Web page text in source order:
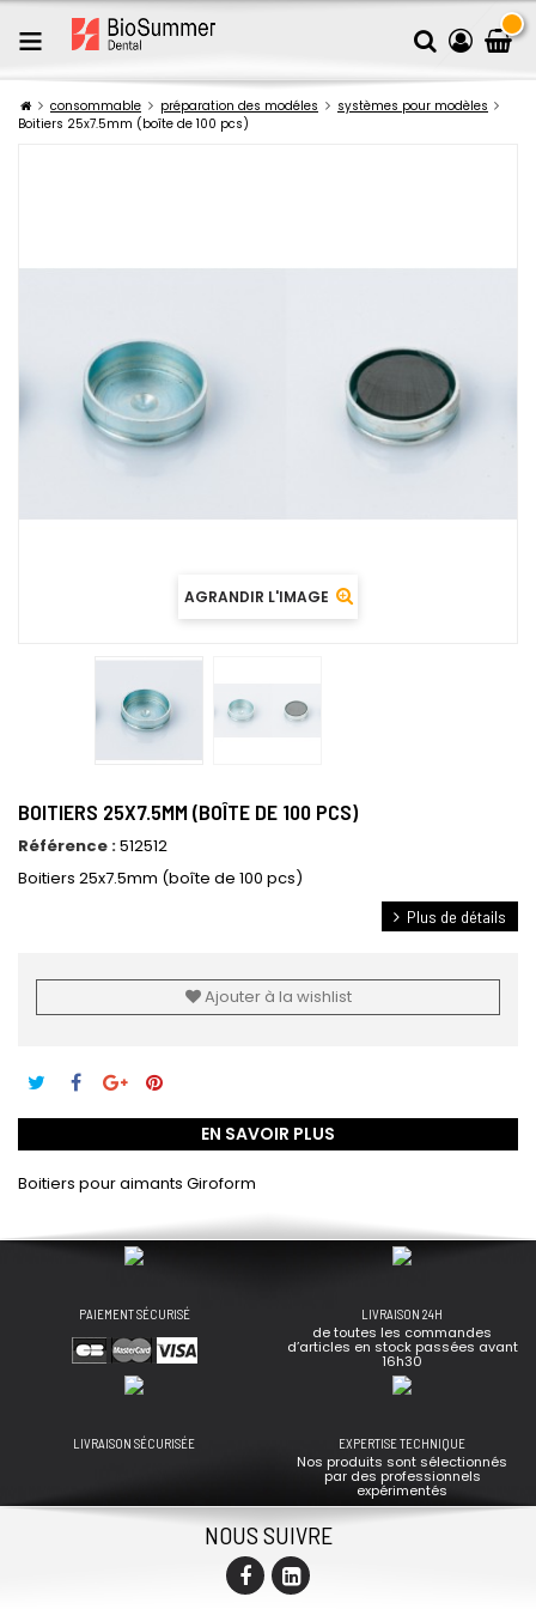
consommable préparation des modéles
systèmes pour modèles
Boitiers 25x7.5mm (boîte de 100 pcs)
AGRANDIR L'IMAGE
BOITIERS 25X7.5MM (BOÎTE DE 100 PCS)
Référence :512512
Boitiers 25x7.5mm (boîte de 100 pcs)
Plus de détails
Ajouter à la wishlist
EN SAVOIR PLUS
Boitiers pour aimants Giroform
PAIEMENT SÉCURISÉ LIVRAISON 24H
de toutes les commandes
d’articles en stock passées avant
16h30
LIVRAISON SÉCURISÉE EXPERTISE TECHNIQUE
Nos produits sont sélectionnés
par des professionnels
expérimentés
NOUS SUIVRE